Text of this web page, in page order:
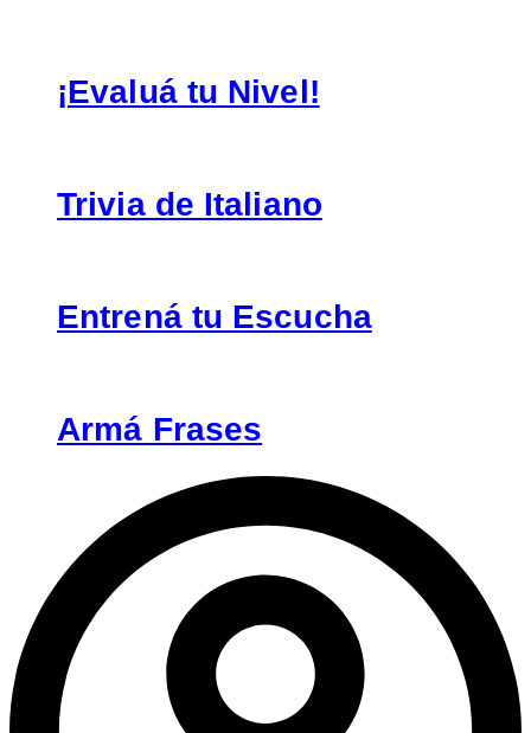
¡Evaluá tu Nivel!
Trivia de Italiano
Entrená tu Escucha
Armá Frases